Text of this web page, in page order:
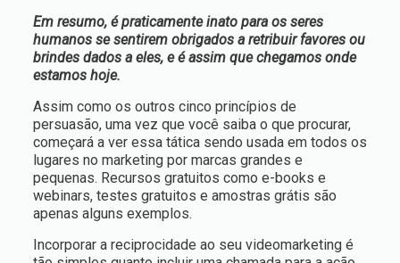
Em resumo, é praticamente inato para os seres
humanos se sentirem obrigados a retribuir favores ou
brindes dados a eles, e é assim que chegamos onde
estamos hoje.
Assim como os outros cinco princípios de
persuasão, uma vez que você saiba o que procurar,
começará a ver essa tática sendo usada em todos os
lugares no marketing por marcas grandes e
pequenas. Recursos gratuitos como e-books e
webinars, testes gratuitos e amostras grátis são
apenas alguns exemplos.
Incorporar a reciprocidade ao seu videomarketing é